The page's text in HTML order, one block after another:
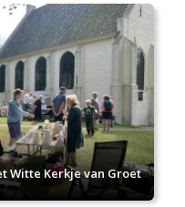
Witte Kerkje van Groet